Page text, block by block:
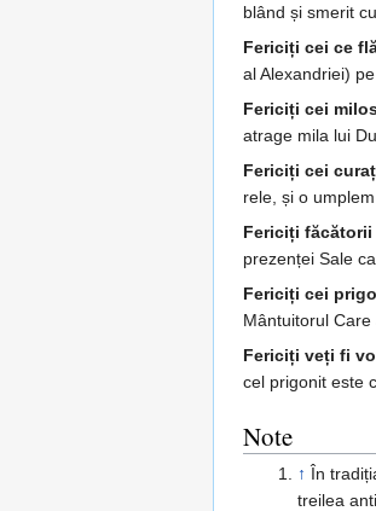
blând și smerit
Fericiți cei ce
al Alexandriei)
Fericiți cei
atrage mila lui
Fericiți cei
rele, și o
Fericiți făcătorii
prezenței Sale
Fericiți cei
Mântuitorul
Fericiți veți fi
cel prigonit este
Note
↑ În
treilea